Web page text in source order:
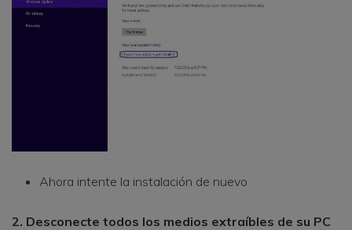
Ahora intente la instalación de nuevo
2. Desconecte todos los medios extraíbles de su PC